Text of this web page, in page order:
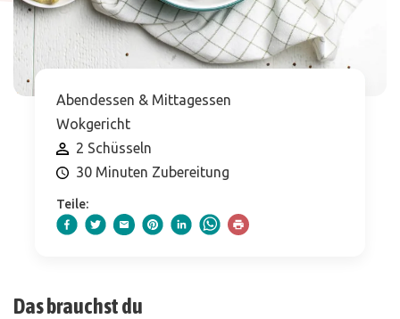
Abendessen & Mittagessen
Wokgericht
2 Schüsseln
30 Minuten Zubereitung
Teile:
Das brauchst du